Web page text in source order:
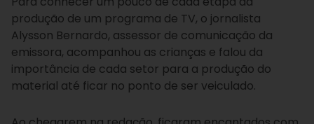
produção de um programa de TV, o jornalista
Alysson Bernardo, assessor de comunicação da
emissora, acompanhou as crianças e falou da
importância de cada setor para a produção do
material até ficar no ponto de ser veiculado.